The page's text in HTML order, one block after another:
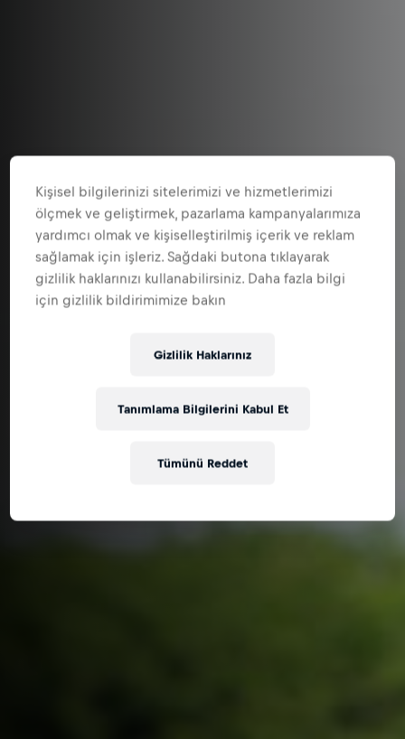
Kişisel bilgilerinizi sitelerimizi ve hizmetlerimizi
ölçmek ve geliştirmek, pazarlama kampanyalarımıza
yardımcı olmak ve kişiselleştirilmiş içerik ve reklam
sağlamak için işleriz. Sağdaki butona tıklayarak
gizlilik haklarınızı kullanabilirsiniz. Daha fazla bilgi
için gizlilik bildirimimize bakın
Gizlilik Haklarınız
Tümünü Reddet
Tanımlama Bilgilerini Kabul Et